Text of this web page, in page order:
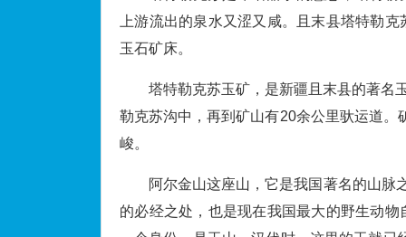
上游流出的泉水又涩又咸。且末县塔特勒
玉石矿床。
塔特勒克苏玉矿，是新疆且末县的著名
勒克苏沟中，再到矿山有20余公里驮运道
峻。
阿尔金山这座山，它是我国著名的山脉
的必经之处，也是现在我国最大的野生动